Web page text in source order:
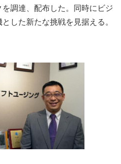
調達、配布した。同時にビジ
した新たな挑戦を見据える。